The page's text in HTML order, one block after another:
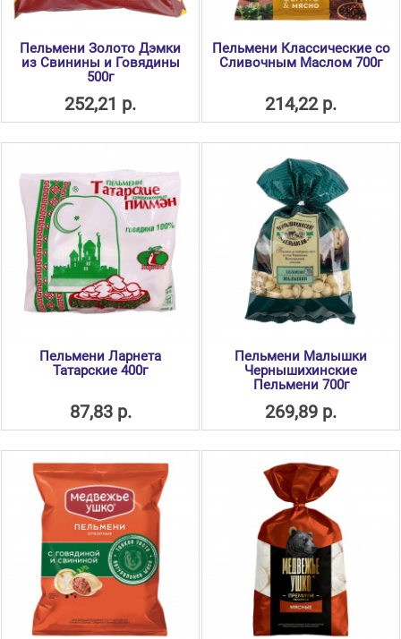
Пельмени Золото Дэмки
из Свинины и Говядины
500г
252,21 р.
Пельмени Классические со
Сливочным Маслом 700г
214,22 р.
Пельмени Ларнета
Татарские 400г
87,83 р.
Пельмени Малышки
Чернышихинские
Пельмени 700г
269,89 р.